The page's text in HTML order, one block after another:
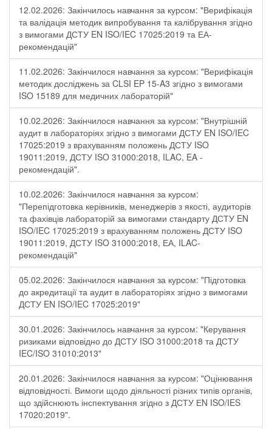
12.02.2026: Закінчилось навчання за курсом: "Верифікація
та валідація методик випробування та калібрування згідно
з вимогами ДСТУ EN ISO/IEC 17025:2019 та ЕА-
рекомендацій"
11.02.2026: Закінчилося навчання за курсом: "Верифікація
методик досліджень за CLSI EP 15-A3 згідно з вимогами
ISO 15189 для медичних лабораторій"
10.02.2026: Закінчилося навчання за курсом: "Внутрішній
аудит в лабораторіях згідно з вимогами ДСТУ EN ISO/IEC
17025:2019 з врахуванням положень ДСТУ ISO
19011:2019, ДСТУ ISO 31000:2018, ILAC, EA -
рекомендацій".
10.02.2026: Закінчилося навчання за курсом:
"Перепідготовка керівників, менеджерів з якості, аудиторів
та фахівців лабораторій за вимогами стандарту ДСТУ EN
ISO/IEC 17025:2019 з врахуванням положень ДСТУ ISO
19011:2019, ДСТУ ISO 31000:2018, ЕА, ILAC-
рекомендацій"
05.02.2026: Закінчилося навчання за курсом: "Підготовка
до акредитації та аудит в лабораторіях згідно з вимогами
ДСТУ EN ISO/IEC 17025:2019"
30.01.2026: Закінчилось навчання за курсом: "Керування
ризиками відповідно до ДСТУ ISO 31000:2018 та ДСТУ
IEC/ISO 31010:2013"
20.01.2026: Закінчилося навчання за курсом: "Оцінювання
відповідності. Вимоги щодо діяльності різних типів органів,
що здійснюють інспектування згідно з ДСТУ ЕN ISO/IES
17020:2019".